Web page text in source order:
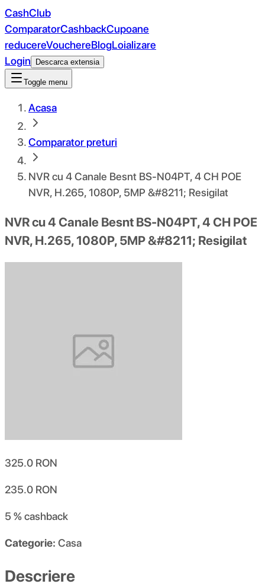
CashClub
ComparatorCashbackCupoane
reducereVouchereBlogLoializare
Login
Descarca extensia
Toggle menu
Acasa
Comparator preturi
NVR cu 4 Canale Besnt BS-N04PT, 4 CH POE
NVR, H.265, 1080P, 5MP &#8211; Resigilat
NVR cu 4 Canale Besnt BS-N04PT, 4 CH POE
NVR, H.265, 1080P, 5MP &#8211; Resigilat
325.0 RON
235.0 RON
5 %cashback
Categorie: Casa
Descriere